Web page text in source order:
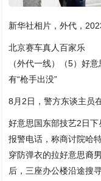
新华社相片，外代，
北京赛车真人百家乐
（外代一线）（5）好
有“枪手出没”
8月2日，警方东谈主员
好意思国东部技艺2日
报警电话，称商讨院哈
穿防弹衣的拉好意思裔
后，三座办公楼沿途搜